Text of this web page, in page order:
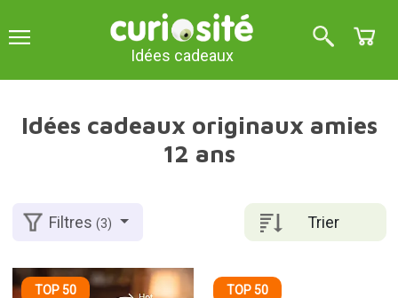
Idées cadeaux
Idées cadeaux originaux amies
12 ans
Trier
Filtres(3)
TOP 50 TOP 50